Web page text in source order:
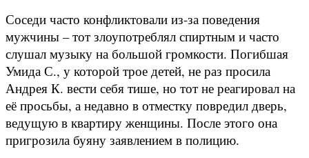
Соседи часто конфликтовали из-за поведения
мужчины – тот злоупотреблял спиртным и часто
слушал музыку на большой громкости. Погибшая
Умида С., у которой трое детей, не раз просила
Андрея К. вести себя тише, но тот не реагировал на
её просьбы, а недавно в отместку повредил дверь,
ведущую в квартиру женщины. После этого она
пригрозила буяну заявлением в полицию.